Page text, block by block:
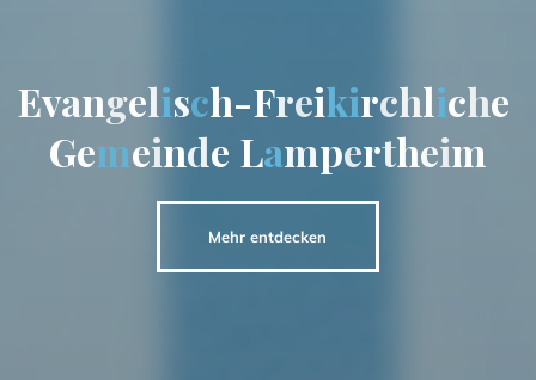
Evangelisch-Freikirchliche
Gemeinde Lampertheim
Mehr entdecken